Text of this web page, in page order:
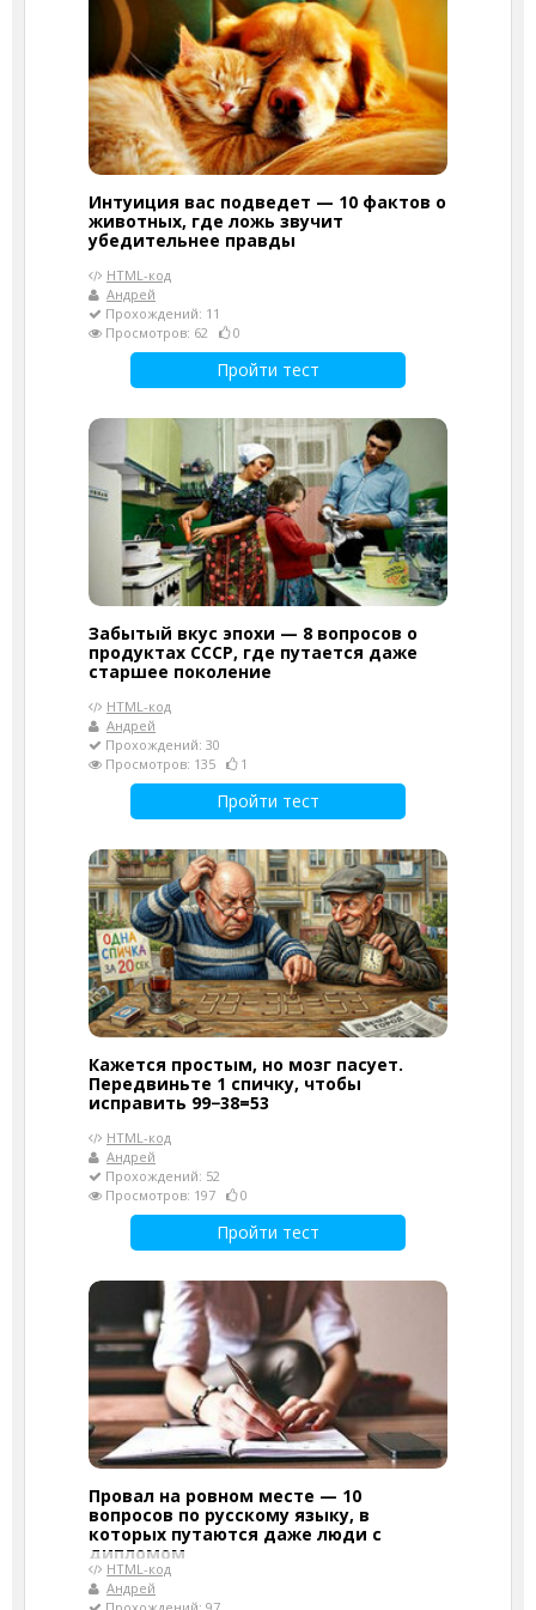
Интуиция вас подведет — 10 фактов о
животных, где ложь звучит
убедительнее правды
HTML-код
Андрей
Прохождений: 11
Просмотров: 62
0
Пройти тест
Забытый вкус эпохи — 8 вопросов о
продуктах СССР, где путается даже
старшее поколение
HTML-код
Андрей
Прохождений: 30
Просмотров: 135
1
Пройти тест
Кажется простым, но мозг пасует.
Передвиньте 1 спичку, чтобы
исправить 99−38=53
HTML-код
Андрей
Прохождений: 52
Просмотров: 197
0
Пройти тест
Провал на ровном месте — 10
вопросов по русскому языку, в
которых путаются даже люди с
дипломом
HTML-код
Андрей